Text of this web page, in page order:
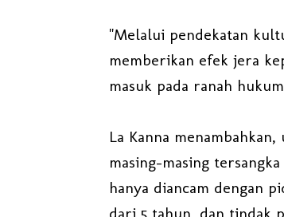
"Melalui pendekatan
memberikan efek jera
masuk pada ranah
La Kanna
masing-masing
hanya diancam dengan
dari 5 tahun, dan tindak